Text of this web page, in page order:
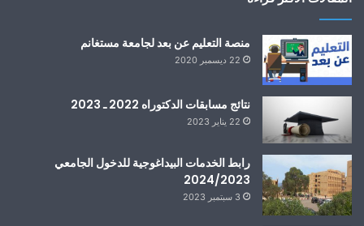
منصة التعليم عن بعد لجامعة مستغانم
22 ديسمبر 2020
نتائج مسابقات الدكتوراه 2022 ـ 2023
22 يناير 2023
رابط الخدمات البيداغوجية للدخول الجامعي
2024/2023
3 سبتمبر 2023